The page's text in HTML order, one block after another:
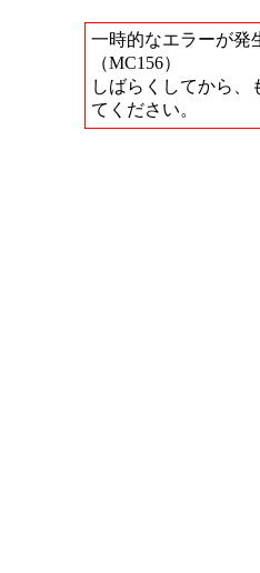
一時的なエラーが発
（MC156）
しばらくしてから、
てください。